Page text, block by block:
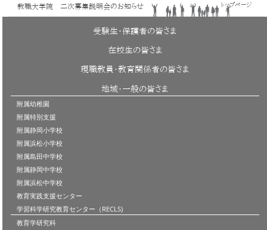
教職大学院 二次募集説明会のお知らせ
トップページ
受験生・保護者の皆さま
在校生の皆さま
現職教員・教育関係者の皆さま
地域・一般の皆さま
附属幼稚園
附属特別支援
附属静岡小学校
附属浜松小学校
附属島田中学校
附属静岡中学校
附属浜松中学校
教育実践支援センター
学習科学研究教育センター（RECLS)
教育学研究科